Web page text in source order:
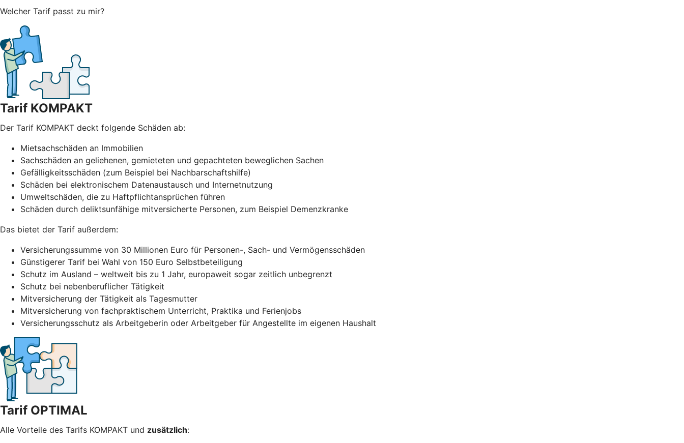
Welcher Tarif passt zu mir?
Tarif KOMPAKT
Der Tarif KOMPAKT deckt folgende Schäden ab:
Mietsachschäden an Immobilien
Sachschäden an geliehenen, gemieteten und gepachteten beweglichen Sachen
Gefälligkeitsschäden (zum Beispiel bei Nachbarschaftshilfe)
Schäden bei elektronischem Datenaustausch und Internetnutzung
Umweltschäden, die zu Haftpflichtansprüchen führen
Schäden durch deliktsunfähige mitversicherte Personen, zum Beispiel Demenzkranke
Das bietet der Tarif außerdem:
Versicherungssumme von 30 Millionen Euro für Personen-, Sach- und Vermögensschäden
Günstigerer Tarif bei Wahl von 150 Euro Selbstbeteiligung
Schutz im Ausland – weltweit bis zu 1 Jahr, europaweit sogar zeitlich unbegrenzt
Schutz bei nebenberuflicher Tätigkeit
Mitversicherung der Tätigkeit als Tagesmutter
Mitversicherung von fachpraktischem Unterricht, Praktika und Ferienjobs
Versicherungsschutz als Arbeitgeberin oder Arbeitgeber für Angestellte im eigenen Haushalt
Tarif OPTIMAL
Alle Vorteile des Tarifs KOMPAKT und zusätzlich: